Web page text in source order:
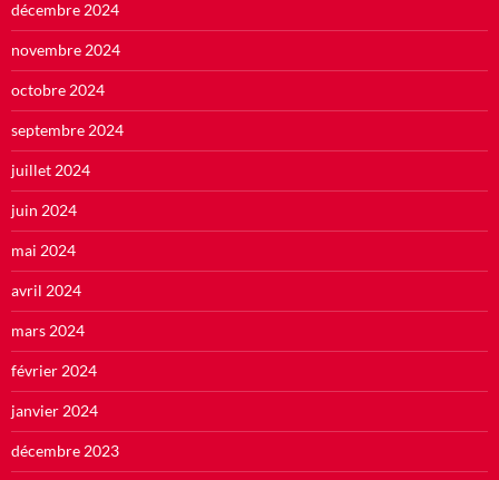
décembre 2024
novembre 2024
octobre 2024
septembre 2024
juillet 2024
juin 2024
mai 2024
avril 2024
mars 2024
février 2024
janvier 2024
décembre 2023